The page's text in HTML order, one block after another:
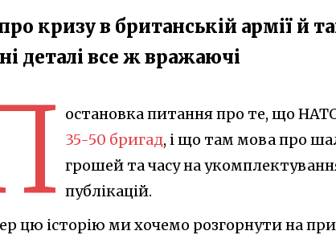
кризу в британській армії й
деталі все ж вражаючі
остановка питання про те, що
35-50 бригад, і що там мова про
грошей та часу на
публікацій.
цю історію ми хочемо розгорнути на